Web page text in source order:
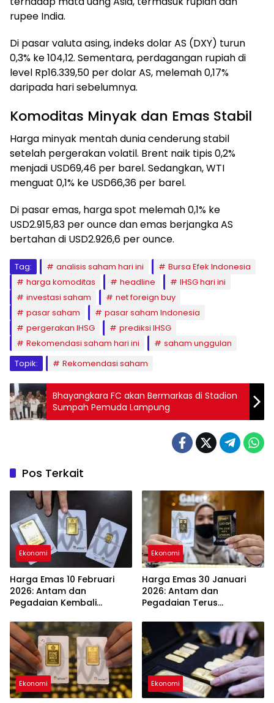
rupee India.
Di pasar valuta asing, indeks dolar AS (DXY) turun
0,3% ke 104,12. Sementara, perdagangan rupiah di
level Rp16.339,50 per dolar AS, melemah 0,17%
daripada hari sebelumnya.
Komoditas Minyak dan Emas Stabil
Harga minyak mentah dunia cenderung stabil
setelah pergerakan volatil. Brent naik tipis 0,2%
menjadi USD69,46 per barel. Sedangkan, WTI
menguat 0,1% ke USD66,36 per barel.
Di pasar emas, harga spot melemah 0,1% ke
USD2.915,83 per ounce dan emas berjangka AS
bertahan di USD2.926,6 per ounce.
Tag: analisis saham hari ini
Bursa Efek Indonesia
harga komoditas
headline
IHSG hari ini
investasi saham
net foreign buy
pasar saham
pasar saham Indonesia
pergerakan IHSG
prediksi IHSG
Rekomendasi saham hari ini
saham unggulan
Topik:
Rekomendasi saham
Bhayangkara FC akan Bermarkas di Stadion
Sumpah Pemuda Lampung
Pos Terkait
Ekonomi
Harga Emas 10 Februari
2026: Antam dan
Pegadaian Kembali
Ekonomi
Harga Emas 30 Januari
2026: Antam dan
Pegadaian Terus
Ekonomi Ekonomi